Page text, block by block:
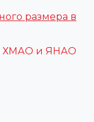
размера в
ХМАО и ЯНАО